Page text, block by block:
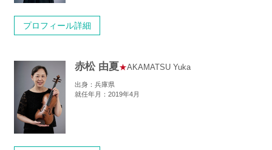
プロフィール詳細
赤松 由夏★AKAMATSU Yuka
出身：兵庫県
就任年月：2019年4月